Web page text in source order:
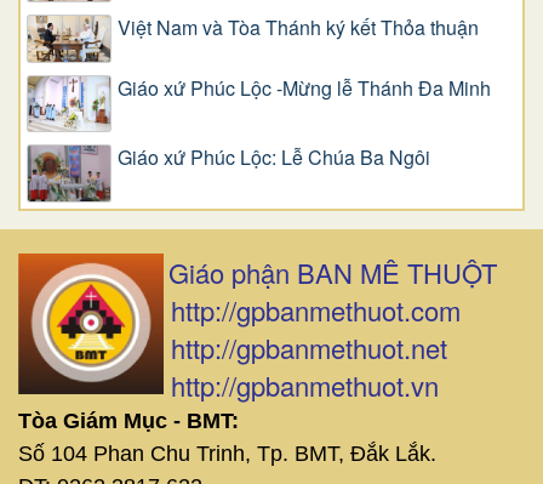
Việt Nam và Tòa Thánh ký kết Thỏa thuận
Giáo xứ Phúc Lộc -Mừng lễ Thánh Đa Minh
Giáo xứ Phúc Lộc: Lễ Chúa Ba Ngôi
Giáo phận BAN MÊ THUỘT
http://gpbanmethuot.com
http://gpbanmethuot.net
http://gpbanmethuot.vn
Tòa Giám Mục - BMT:
Số 104 Phan Chu Trinh, Tp. BMT, Đắk Lắk.